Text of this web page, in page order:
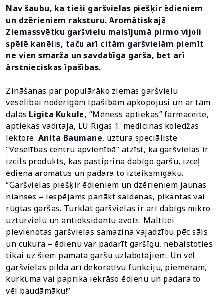
Nav šaubu, ka tieši garšvielas piešķir ēdieniem
un dzērieniem raksturu. Aromātiskajā
Ziemassvētku garšvielu maisījumā pirmo vijoli
spēlē kanēlis, taču arī citām garšvielām piemīt
ne vien smarža un savdabīga garša, bet arī
ārstnieciskas īpašības.
Zināšanas par populārāko ziemas garšvielu
veselībai noderīgām īpašībām apkopojusi un ar tām
dalās Ligita Kukule, “Mēness aptiekas” farmaceite,
aptiekas vadītāja, LU Rīgas 1. medicīnas koledžas
lektore. Anita Baumane, uztura speciāliste
“Veselības centru apvienībā” atzīst, ka garšvielas ir
izcils produkts, kas pastiprina dabīgo garšu, izceļ
ēdiena aromātus un padara to izteiksmīgāku.
“Garšvielas piešķir ēdieniem un dzērieniem jaunas
nianses – iespējams panākt saldenas, pikantas vai
rūgtas garšas. Turklāt garšvielas ir arī dabīgs mikro
uzturvielu un antioksidantu avots. Maltītei
pievienotas garšvielas samazina vajadzību pēc sāls
un cukura – ēdienu var padarīt garšīgu, nebalstoties
tikai uz šiem pamata garšu uzlabotājiem. Un vēl
garšvielas pilda arī dekoratīvu funkciju, piemēram,
kurkuma vai paprika iekrāso ēdienu un padara to
vēl baudāmāku!”